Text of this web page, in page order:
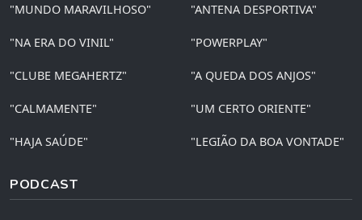
"MUNDO MARAVILHOSO" "ANTENA DESPORTIVA"
"NA ERA DO VINIL" "POWERPLAY"
"CLUBE MEGAHERTZ" "A QUEDA DOS ANJOS"
"CALMAMENTE" "UM CERTO ORIENTE"
"HAJA SAÚDE" "LEGIÃO DA BOA VONTADE"
PODCAST